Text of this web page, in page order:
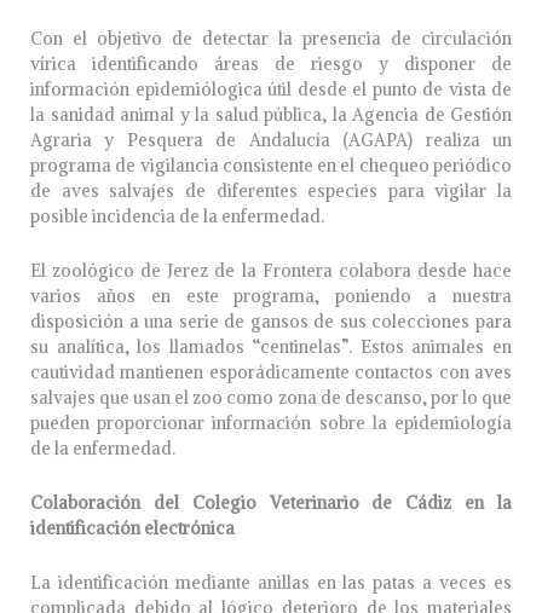
Con el objetivo de detectar la presencia de circulación
vírica identificando áreas de riesgo y disponer de
información epidemiólogica útil desde el punto de vista de
la sanidad animal y la salud pública, la Agencia de Gestión
Agraria y Pesquera de Andalucía (AGAPA) realiza un
programa de vigilancia consistente en el chequeo periódico
de aves salvajes de diferentes especies para vigilar la
posible incidencia de la enfermedad.
El zoológico de Jerez de la Frontera colabora desde hace
varios años en este programa, poniendo a nuestra
disposición a una serie de gansos de sus colecciones para
su analítica, los llamados “centinelas”. Estos animales en
cautividad mantienen esporádicamente contactos con aves
salvajes que usan el zoo como zona de descanso, por lo que
pueden proporcionar información sobre la epidemiología
de la enfermedad.
Colaboración del Colegio Veterinario de Cádiz en la
identificación electrónica
La identificación mediante anillas en las patas a veces es
complicada debido al lógico deterioro de los materiales